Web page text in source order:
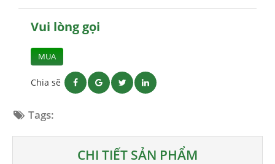
Vui lòng gọi
MUA
Chia sẽ
Tags:
CHI TIẾT SẢN PHẨM